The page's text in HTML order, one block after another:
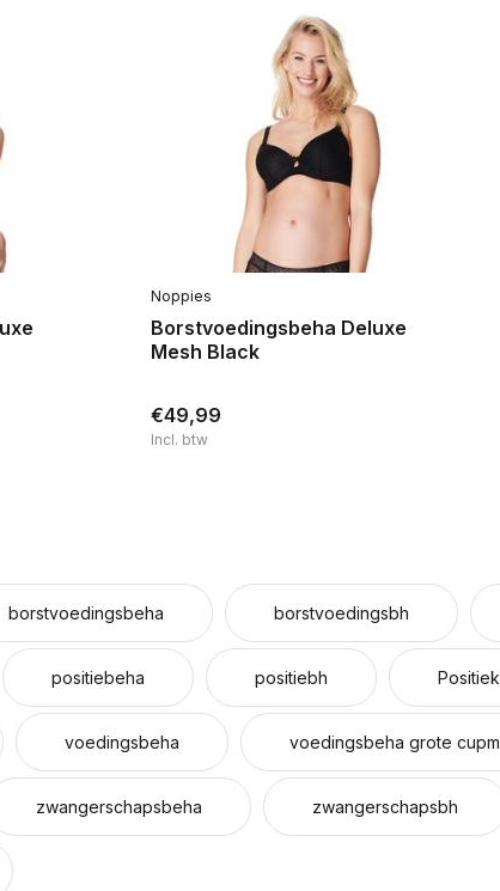
Noppies
Borstvoedingsbeha Deluxe
Mesh Black
€49,99
Incl. btw
borstvoedingsbeha borstvoedingsbh
positiebeha positiebh
voedingsbeha voedingsbeha grote
zwangerschapsbeha zwangerschapsbh